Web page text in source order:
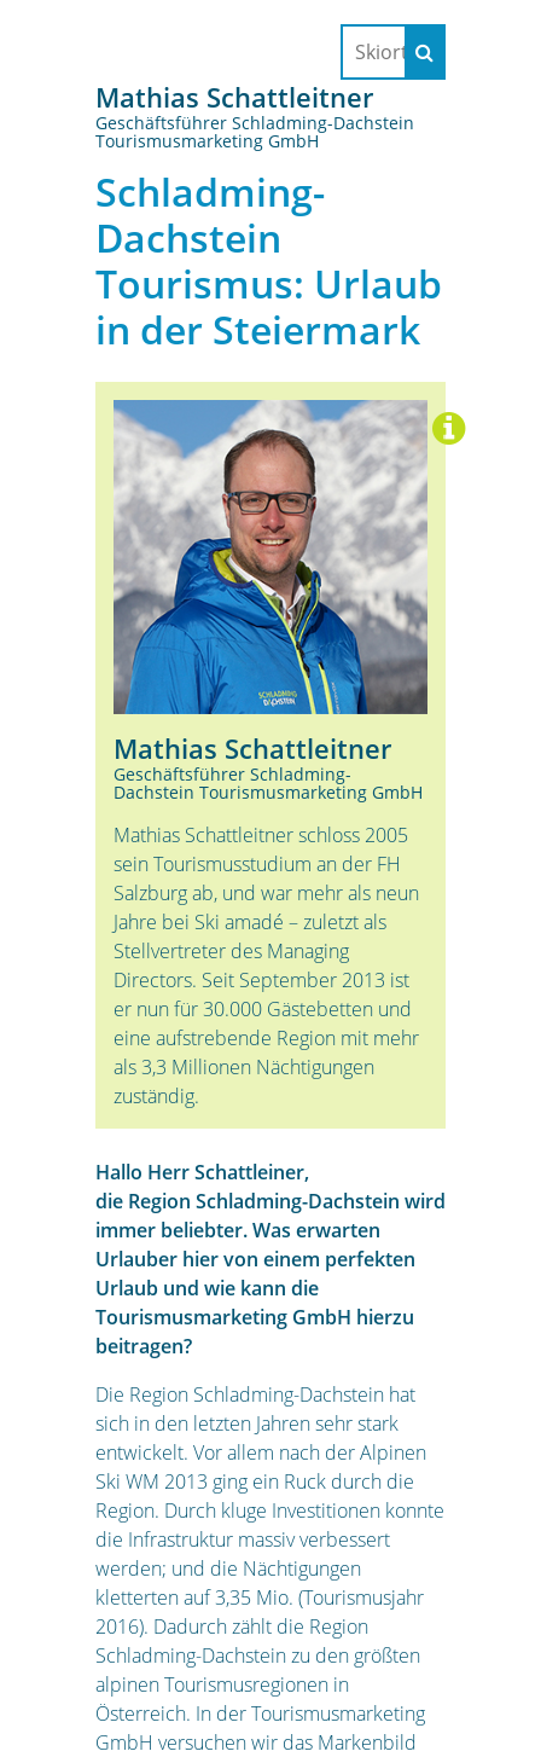
Mathias Schattleitner
Geschäftsführer Schladming-Dachstein
Tourismusmarketing GmbH
Schladming-
Dachstein
Tourismus: Urlaub
in der Steiermark
Mathias Schattleitner
Geschäftsführer Schladming-
Dachstein Tourismusmarketing GmbH
Mathias Schattleitner schloss 2005
sein Tourismusstudium an der FH
Salzburg ab, und war mehr als neun
Jahre bei Ski amadé – zuletzt als
Stellvertreter des Managing
Directors. Seit September 2013 ist
er nun für 30.000 Gästebetten und
eine aufstrebende Region mit mehr
als 3,3 Millionen Nächtigungen
zuständig.
Hallo Herr Schattleiner,
die Region Schladming-Dachstein wird
immer beliebter. Was erwarten
Urlauber hier von einem perfekten
Urlaub und wie kann die
Tourismusmarketing GmbH hierzu
beitragen?
Die Region Schladming-Dachstein hat
sich in den letzten Jahren sehr stark
entwickelt. Vor allem nach der Alpinen
Ski WM 2013 ging ein Ruck durch die
Region. Durch kluge Investitionen konnte
die Infrastruktur massiv verbessert
werden; und die Nächtigungen
kletterten auf 3,35 Mio. (Tourismusjahr
2016). Dadurch zählt die Region
Schladming-Dachstein zu den größten
alpinen Tourismusregionen in
Österreich. In der Tourismusmarketing
GmbH versuchen wir das Markenbild